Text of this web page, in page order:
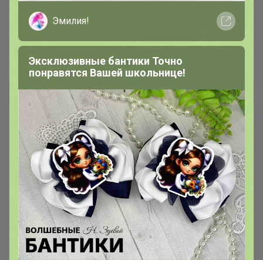
Сумки, кошельки, перчатки из
качественного кожзама и
Брюнетка
Эмилия!
Эксклюзивные бантики Точно
понравятся Вашей школьнице!